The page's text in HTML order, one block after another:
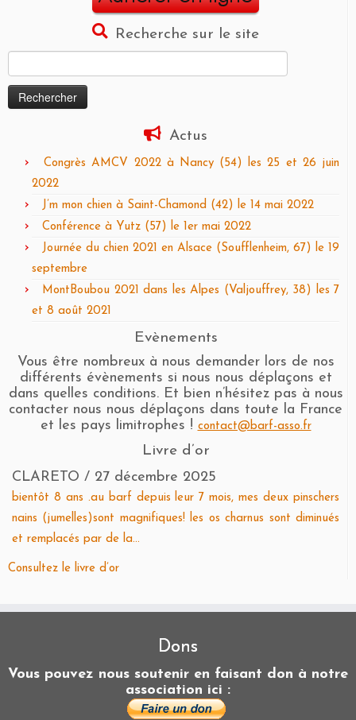
Recherche sur le site
Actus
Congrès AMCV 2022 à Nancy (54) les 25 et 26 juin
2022
J’m mon chien à Saint-Chamond (42) le 14 mai 2022
Conférence à Yutz (57) le 1er mai 2022
Journée du chien 2021 en Alsace (Soufflenheim, 67) le 19
septembre
MontBoubou 2021 dans les Alpes (Valjouffrey, 38) les 7
et 8 août 2021
Evènements
Vous être nombreux à nous demander lors de nos
différents évènements si nous nous déplaçons et
dans quelles conditions. Et bien n’hésitez pas à nous
contacter nous nous déplaçons dans toute la France
et les pays limitrophes ! contact@barf-asso.fr
Livre d’or
CLARETO / 27 décembre 2025
bientôt 8 ans .au barf depuis leur 7 mois, mes deux pinschers
nains (jumelles)sont magnifiques! les os charnus sont diminués
et remplacés par de la...
Consultez le livre d’or
Dons
Vous pouvez nous soutenir en faisant don à notre
association ici :